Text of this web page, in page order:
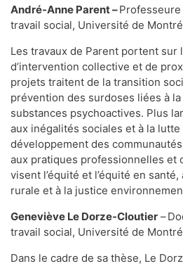
André-Anne Parent –
travail social, Université de
Les travaux de Parent portent sur
d’intervention collective et de
projets traitent de la transition
prévention des surdoses liées à
substances psychoactives. Plus
aux inégalités sociales et à la lutte
développement des
aux pratiques professionnelles et
visent l’équité et l’équité en
rurale et à la justice
Geneviève Le Dorze-Cloutier –
travail social, Université de
Dans le cadre de sa thèse, Le